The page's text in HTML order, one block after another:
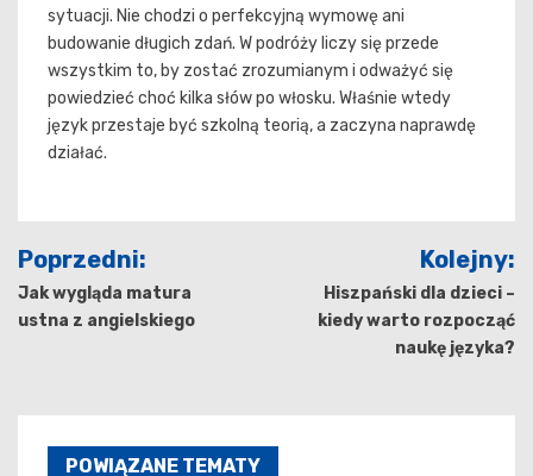
sytuacji. Nie chodzi o perfekcyjną wymowę ani
budowanie długich zdań. W podróży liczy się przede
wszystkim to, by zostać zrozumianym i odważyć się
powiedzieć choć kilka słów po włosku. Właśnie wtedy
język przestaje być szkolną teorią, a zaczyna naprawdę
działać.
Nawigacja
wpisu
Poprzedni:
Jak wygląda matura
ustna z angielskiego
Kolejny:
Hiszpański dla dzieci –
kiedy warto rozpocząć
naukę języka?
POWIĄZANE TEMATY